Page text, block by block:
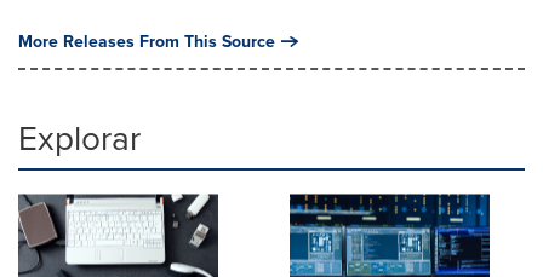
More Releases From This Source
Explorar